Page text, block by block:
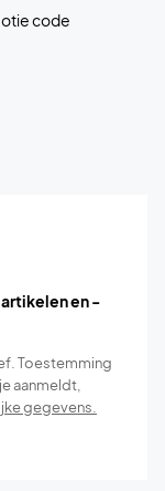
code
en -
Toestemming
aanmeldt,
gegevens.